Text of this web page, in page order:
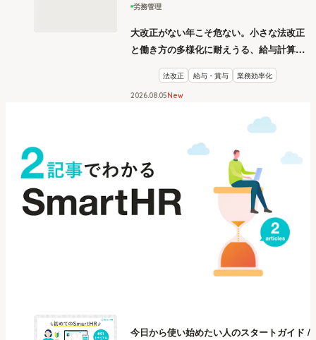
労務管理
大改正がない年こそ危ない。小さな法改正
と働き方の多様化に耐えうる、給与計算と
リスク管理
法改正 給与・賞与 業務効率化
2026.08 05New
今日から使い始めたい人のスタートガイド /